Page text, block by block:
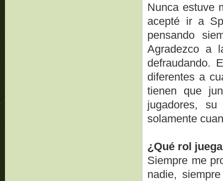
Nunca estuve
acepté ir a
pensando
Agradezco a
defraudando.
diferentes a
tienen que
jugadores,
solamente
¿Qué rol
Siempre me
nadie,